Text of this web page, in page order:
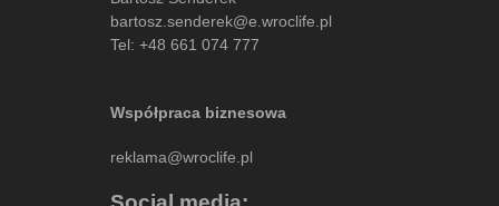
bartosz.senderek@e.wroclife.pl
Tel: +48 661 074 777
Współpraca biznesowa
reklama@wroclife.pl